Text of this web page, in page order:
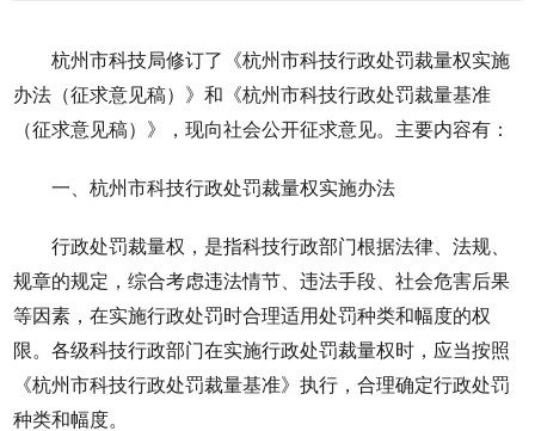
杭州市科技局修订了《杭州市科技行政处罚裁量权实施
办法（征求意见稿）》和《杭州市科技行政处罚裁量基准
（征求意见稿）》，现向社会公开征求意见。主要内容有：
一、杭州市科技行政处罚裁量权实施办法
行政处罚裁量权，是指科技行政部门根据法律、法规、
规章的规定，综合考虑违法情节、违法手段、社会危害后果
等因素，在实施行政处罚时合理适用处罚种类和幅度的权
限。各级科技行政部门在实施行政处罚裁量权时，应当按照
《杭州市科技行政处罚裁量基准》执行，合理确定行政处罚
种类和幅度。